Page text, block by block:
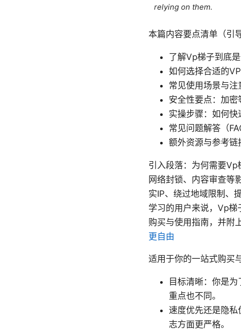
relying on them.
本篇内容要点清单（引
了解Vp梯子到底
如何选择合适的
常见使用场景与
安全性要点：加
实操步骤：如何
常见问题解答（
额外资源与参考
引入段落：为何需要Vp
网络封锁、内容审查等
实IP、绕过地域限制、
学习的用户来说，Vp梯
购买与使用指南，并附
更自由
适用于你的一站式购买
目标清晰：你是
重点也不同。
速度优先还是隐私
志方面更严格。